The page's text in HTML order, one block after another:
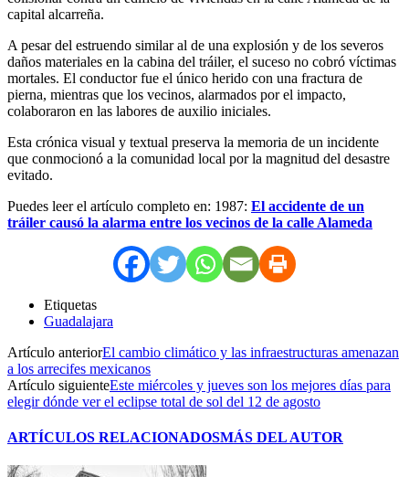
capital alcarreña.
A pesar del estruendo similar al de una explosión y de los severos
daños materiales en la cabina del tráiler, el suceso no cobró víctimas
mortales. El conductor fue el único herido con una fractura de
pierna, mientras que los vecinos, alarmados por el impacto,
colaboraron en las labores de auxilio iniciales.
Esta crónica visual y textual preserva la memoria de un incidente
que conmocionó a la comunidad local por la magnitud del desastre
evitado.
Puedes leer el artículo completo en: 1987: El accidente de un
tráiler causó la alarma entre los vecinos de la calle Alameda
Etiquetas
Guadalajara
Artículo anteriorEl cambio climático y las infraestructuras amenazan
a los arrecifes mexicanos
Artículo siguienteEste miércoles y jueves son los mejores días para
elegir dónde ver el eclipse total de sol del 12 de agosto
ARTÍCULOS RELACIONADOSMÁS DEL AUTOR